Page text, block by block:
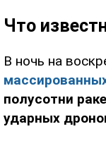
Что
В ночь на
полусотни
ударных